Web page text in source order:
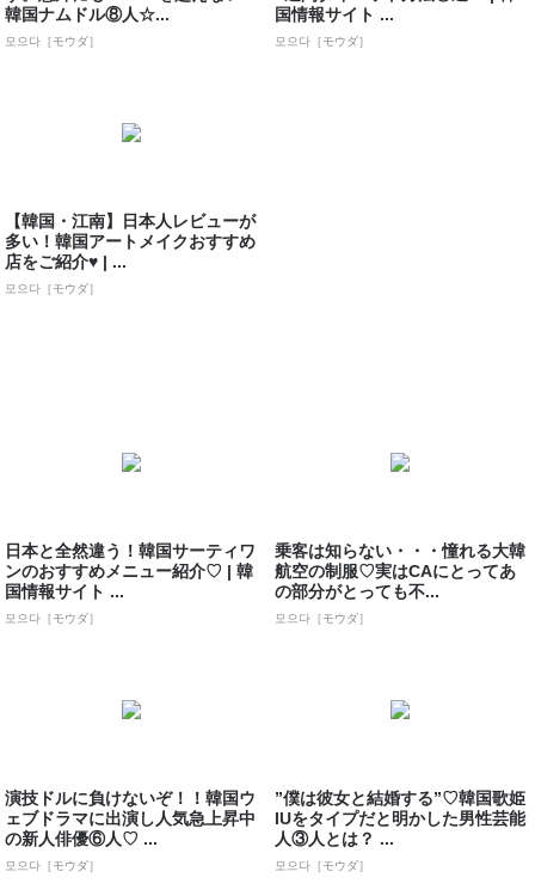
韓国ナムドル⑧人☆...
모으다［モウダ］
国情報サイト ...
모으다［モウダ］
【韓国・江南】日本人レビューが
多い！韓国アートメイクおすすめ
店をご紹介♥ | ...
모으다［モウダ］
日本と全然違う！韓国サーティワ
ンのおすすめメニュー紹介♡ | 韓
国情報サイト ...
모으다［モウダ］
乗客は知らない・・・憧れる大韓
航空の制服♡実はCAにとってあ
の部分がとっても不...
모으다［モウダ］
演技ドルに負けないぞ！！韓国ウ
ェブドラマに出演し人気急上昇中
の新人俳優⑥人♡ ...
모으다［モウダ］
”僕は彼女と結婚する”♡韓国歌姫
IUをタイプだと明かした男性芸能
人③人とは？ ...
모으다［モウダ］